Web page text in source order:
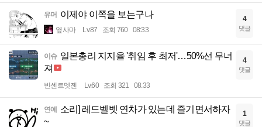
유머 이제야 이쪽을 보는구나
옆사마 Lv.87 조회 760 08:33
4
댓글
이슈 일본총리 지지율 '취임 후 최저'…50%선 무너
져
빈센트멧젠 Lv.60 조회 321 08:33
4
댓글
연예 소리] 레드벨벳 연차가 있는데 즐기면서하자
~
1
댓글